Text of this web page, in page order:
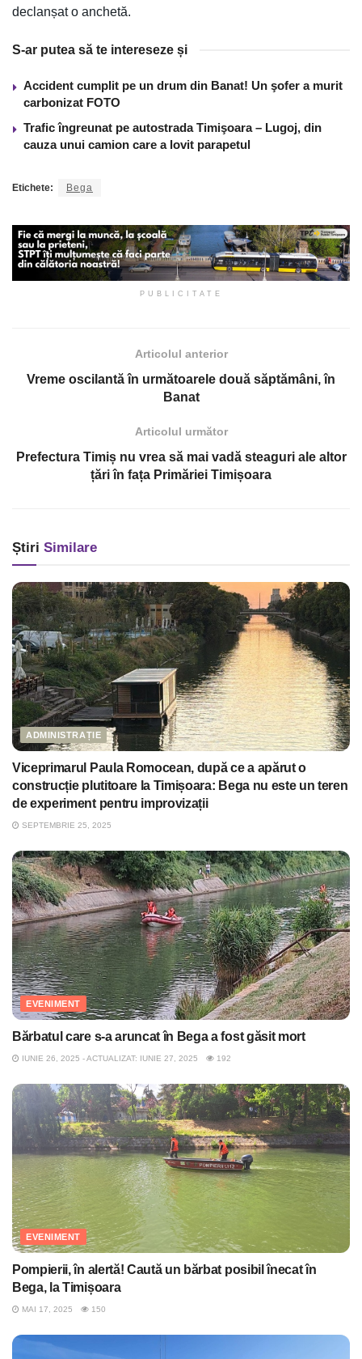
declanșat o anchetă.
S-ar putea să te intereseze și
Accident cumplit pe un drum din Banat! Un şofer a murit
carbonizat FOTO
Trafic îngreunat pe autostrada Timişoara – Lugoj, din
cauza unui camion care a lovit parapetul
Etichete: Bega
PUBLICITATE
Articolul anterior
Vreme oscilantă în următoarele două săptămâni, în
Banat
Articolul următor
Prefectura Timiș nu vrea să mai vadă steaguri ale altor
țări în fața Primăriei Timișoara
Știri Similare
ADMINISTRAȚIE
Viceprimarul Paula Romocean, după ce a apărut o
construcție plutitoare la Timișoara: Bega nu este un teren
de experiment pentru improvizații
SEPTEMBRIE 25, 2025
EVENIMENT
Bărbatul care s-a aruncat în Bega a fost găsit mort
IUNIE 26, 2025 - ACTUALIZAT: IUNIE 27, 2025 192
EVENIMENT
Pompierii, în alertă! Caută un bărbat posibil înecat în
Bega, la Timișoara
MAI 17, 2025 150